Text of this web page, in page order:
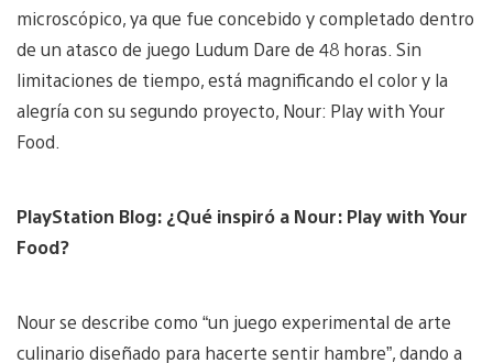
microscópico, ya que fue concebido y completado dentro
de un atasco de juego Ludum Dare de 48 horas. Sin
limitaciones de tiempo, está magnificando el color y la
alegría con su segundo proyecto, Nour: Play with Your
Food.
PlayStation Blog: ¿Qué inspiró a Nour: Play with Your
Food?
Nour se describe como “un juego experimental de arte
culinario diseñado para hacerte sentir hambre”, dando a